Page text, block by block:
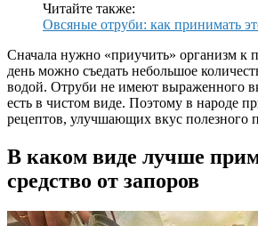
Читайте также:
Овсяные отруби: как принимать
Сначала нужно «приучить» организм к
день можно съедать небольшое
водой. Отруби не имеют выраженного
есть в чистом виде. Поэтому в народе
рецептов, улучшающих вкус полезного
В каком виде лучше
средство от запоров